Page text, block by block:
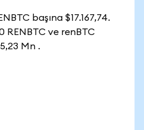
başına $17.167,74.
RENBTC ve renBTC
Mn .